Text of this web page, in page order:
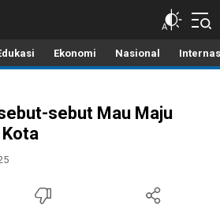
Ekonomi Nasional
sebut Mau Maju